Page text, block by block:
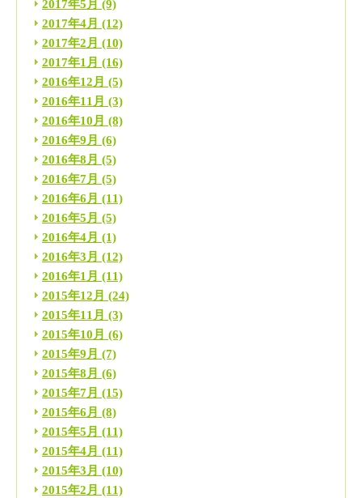
2017年5月 (9)
2017年4月 (12)
2017年2月 (10)
2017年1月 (16)
2016年12月 (5)
2016年11月 (3)
2016年10月 (8)
2016年9月 (6)
2016年8月 (5)
2016年7月 (5)
2016年6月 (11)
2016年5月 (5)
2016年4月 (1)
2016年3月 (12)
2016年1月 (11)
2015年12月 (24)
2015年11月 (3)
2015年10月 (6)
2015年9月 (7)
2015年8月 (6)
2015年7月 (15)
2015年6月 (8)
2015年5月 (11)
2015年4月 (11)
2015年3月 (10)
2015年2月 (11)